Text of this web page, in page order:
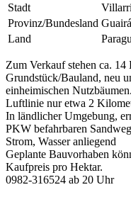
Stadt
Provinz/Bundesland Guairá
Land
Zum Verkauf stehen ca. 14
Grundstück/Bauland, neu
einheimischen
Luftlinie nur etwa 2
In ländlicher Umgebung,
PKW befahrbaren
Strom, Wasser anliegend
Geplante Bauvorhaben
Kaufpreis pro Hektar.
0982-316524 ab 20 Uhr